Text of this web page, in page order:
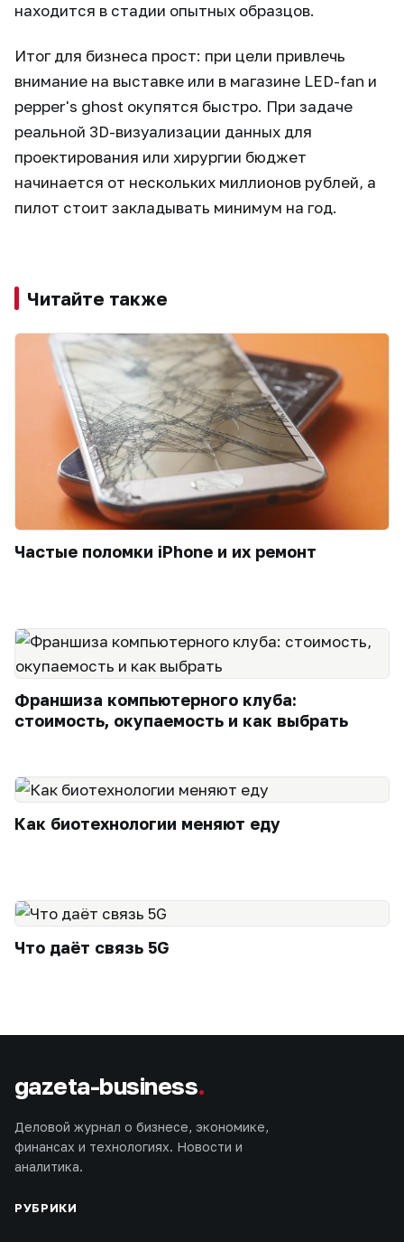
находится в стадии опытных образцов.
Итог для бизнеса прост: при цели привлечь
внимание на выставке или в магазине LED-fan и
pepper's ghost окупятся быстро. При задаче
реальной 3D-визуализации данных для
проектирования или хирургии бюджет
начинается от нескольких миллионов рублей, а
пилот стоит закладывать минимум на год.
Читайте также
Частые поломки iPhone и их ремонт
Франшиза компьютерного клуба:
стоимость, окупаемость и как выбрать
Как биотехнологии меняют еду
Что даёт связь 5G
gazeta-business.
Деловой журнал о бизнесе, экономике,
финансах и технологиях. Новости и
аналитика.
РУБРИКИ